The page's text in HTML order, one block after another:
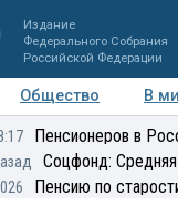
Издание
Федерального Собрания
Российской Федерации
Общество В
Регионы
Пенсионеров в
Соцфонд:
Пенсию по